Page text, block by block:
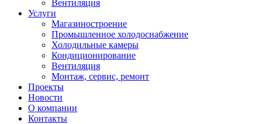
Вентиляция
Услуги
Магазиностроение
Промышленное холодоснабжение
Холодильные камеры
Кондиционирование
Вентиляция
Монтаж, сервис, ремонт
Проекты
Новости
О компании
Контакты